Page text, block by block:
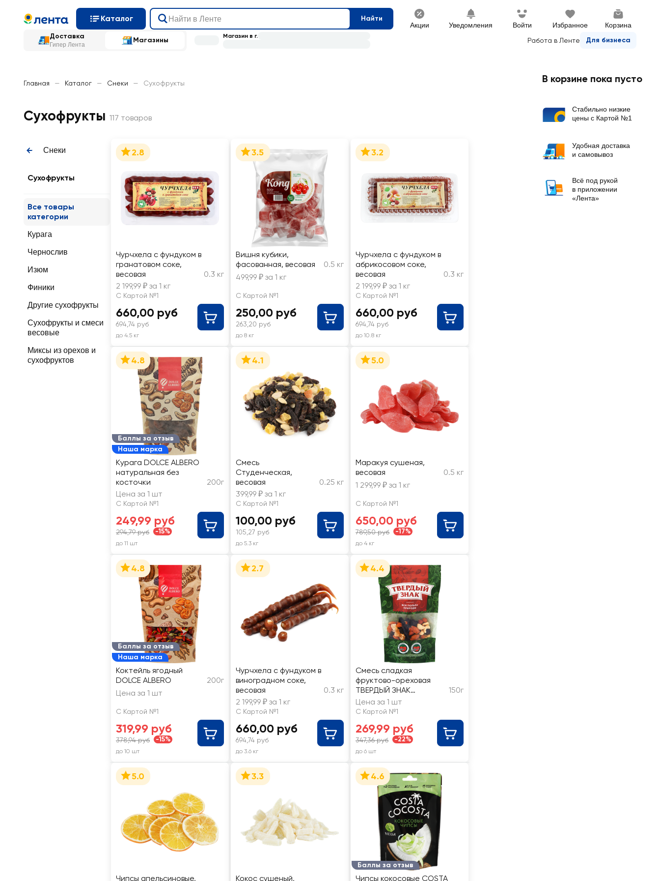
Каталог Найти
Акции Уведомления Войти Избранное Корзина
Доставка
Гипер Лента
Магазины Работа в Ленте Для бизнеса
Магазин в г.
Главная — Каталог — Снеки — Сухофрукты
Сухофрукты 117 товаров
Снеки
Сухофрукты
Все товары
категории
Курага
Чернослив
Изюм
Финики
Другие сухофрукты
Сухофрукты и смеси
весовые
Миксы из орехов и
сухофруктов
2.8
Чурчхела с фундуком в
гранатовом соке,
весовая
0.3 кг
2 199,99 ₽ за 1 кг
С Картой №1
660,00 руб
694,74 руб
до 4.5 кг
3.5
Вишня кубики,
фасованная, весовая
0.5 кг
499,99 ₽ за 1 кг
С Картой №1
250,00 руб
263,20 руб
до 8 кг
3.2
Чурчхела с фундуком в
абрикосовом соке,
весовая
0.3 кг
2 199,99 ₽ за 1 кг
С Картой №1
660,00 руб
694,74 руб
до 10.8 кг
Баллы за отзыв
Наша марка
4.8
Курага DOLCE ALBERO
натуральная без
косточки
200г
Цена за 1 шт
С Картой №1
249,99 руб
294,79 руб -15%
до 11 шт
4.1
Смесь
Студенческая,
весовая
0.25 кг
399,99 ₽ за 1 кг
С Картой №1
100,00 руб
105,27 руб
до 5.3 кг
5.0
Маракуя сушеная,
весовая
0.5 кг
1 299,99 ₽ за 1 кг
С Картой №1
650,00 руб
789,50 руб -17%
до 4 кг
Баллы за отзыв
Наша марка
4.8
Коктейль ягодный
DOLCE ALBERO
200г
Цена за 1 шт
С Картой №1
319,99 руб
378,94 руб -15%
до 10 шт
2.7
Чурчхела с фундуком в
виноградном соке,
весовая
0.3 кг
2 199,99 ₽ за 1 кг
С Картой №1
660,00 руб
694,74 руб
до 3.6 кг
4.4
Смесь сладкая
фруктово-ореховая
ТВЕРДЫЙ ЗНАК
Полезный перекус
150г
Цена за 1 шт
С Картой №1
269,99 руб
347,36 руб -22%
до 6 шт
5.0
Чипсы апельсиновые,
3.3
Кокос сушеный,
Баллы за отзыв
4.6
Чипсы кокосовые COSTA
В корзине пока пусто
Стабильно низкие
цены с Картой №1
Удобная доставка
и самовывоз
Всё под рукой
в приложении
«Лента»